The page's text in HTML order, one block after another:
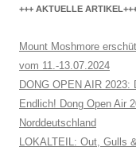
+++ AKTUELLE
Mount Moshmore
vom 11.-13.07.2024
DONG OPEN AIR 2023:
Endlich! Dong Open Air
Norddeutschland
LOKALTEIL: Out, Gulls